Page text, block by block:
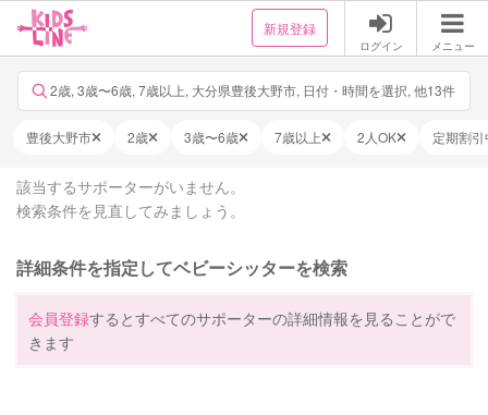
新規登録
ログイン メニュー
2歳, 3歳〜6歳, 7歳以上, 大分県豊後大野市, 日付・時間を選択, 他13件
豊後大野市 2歳 3歳〜6歳 7歳以上 2人OK 定期割引
該当するサポーターがいません。
検索条件を見直してみましょう。
詳細条件を指定してベビーシッターを検索
会員登録するとすべてのサポーターの詳細情報を見ることがで
きます